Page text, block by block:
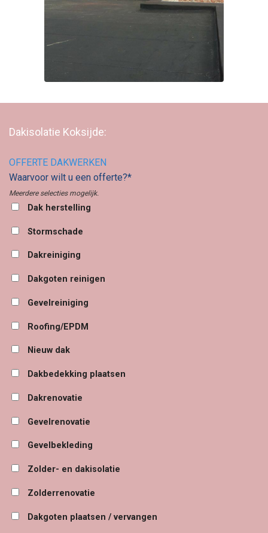
Dakisolatie Koksijde:
OFFERTE DAKWERKEN
Waarvoor wilt u een offerte?*
Meerdere selecties mogelijk.
Dak herstelling
Stormschade
Dakreiniging
Dakgoten reinigen
Gevelreiniging
Roofing/EPDM
Nieuw dak
Dakbedekking plaatsen
Dakrenovatie
Gevelrenovatie
Gevelbekleding
Zolder- en dakisolatie
Zolderrenovatie
Dakgoten plaatsen / vervangen